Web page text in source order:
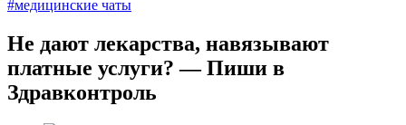
#медицинские чаты
Не дают лекарства, навязывают
платные услуги? — Пиши в
Здравконтроль